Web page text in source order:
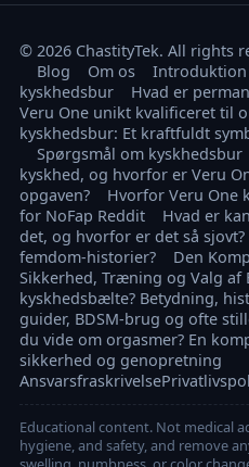
© 2026 ChastityTek. All rights
Blog
Om os Introduktion
kyskhedsbur
Hvad er
Veru One unikt kvalificeret til
kyskhedsbur: Et kraftfuldt
Spørgsmål om kyskhedsbur
kyskhed, og hvorfor er Veru
opgaven?
Hvorfor Veru One
for NoFap Reddit
Hvad er
det, og hvorfor er det så sjovt?
femdom-historier?
Den
Sikkerhed, Træning og Valg af
kyskhedsbælte? Betydning,
guider, BDSM-brug og ofte
du vide om orgasmer? En
sikkerhed og genopretning
Ansvarsfraskrivelse
Educational content. Not medical
hygiene, and safety, and remove